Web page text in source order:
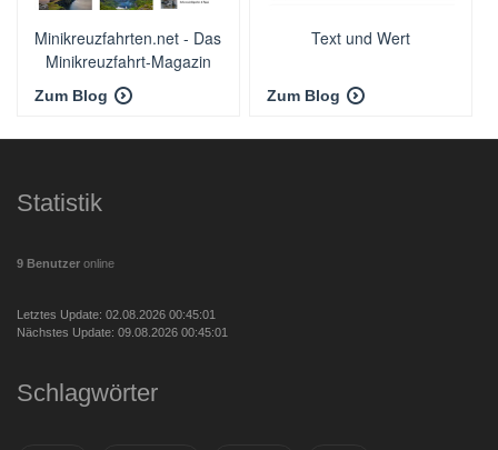
Minikreuzfahrten.net - Das
Minikreuzfahrt-Magazin
Zum Blog
Text und Wert
Zum Blog
Statistik
9 Benutzer online
Letztes Update: 02.08.2026 00:45:01
Nächstes Update: 09.08.2026 00:45:01
Schlagwörter